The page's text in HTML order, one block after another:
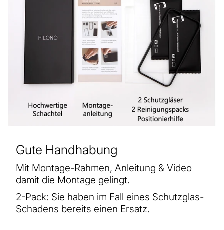
Gute Handhabung
Mit Montage-Rahmen, Anleitung & Video
damit die Montage gelingt.
2-Pack: Sie haben im Fall eines Schutzglas-
Schadens bereits einen Ersatz.